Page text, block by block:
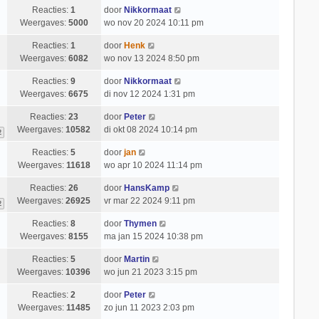
Reacties:1
Weergaves: 5000
door Nikkormaat
wo nov 20 2024 10:11 pm
Reacties:1
Weergaves: 6082
door Henk
wo nov 13 2024 8:50 pm
Reacties:9
Weergaves: 6675
door Nikkormaat
di nov 12 2024 1:31 pm
Reacties: 23
Weergaves:10582
door Peter
di okt 08 2024 10:14 pm
Reacties:5
Weergaves: 11618
door jan
wo apr 10 2024 11:14 pm
Reacties: 26
Weergaves:26925
door HansKamp
vr mar 22 2024 9:11 pm
Reacties:8
Weergaves: 8155
door Thymen
ma jan 15 2024 10:38 pm
Reacties:5
Weergaves:10396
door Martin
wo jun 21 2023 3:15 pm
Reacties:2
Weergaves: 11485
door Peter
zo jun 11 2023 2:03 pm